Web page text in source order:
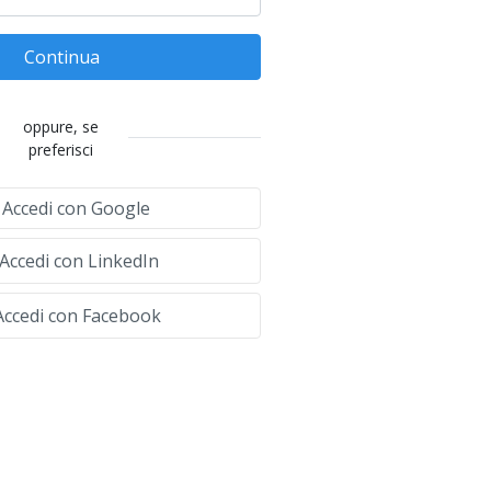
Continua
oppure, se
preferisci
con Google
con LinkedIn
con Facebook